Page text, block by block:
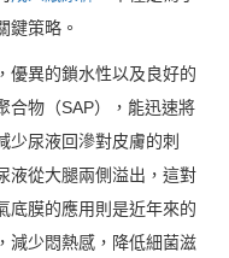
鍵策略。
優異的鎖水性以及良好的
合物（SAP），能迅速將
少尿液回滲對皮膚的刺
液從大腿兩側溢出，這對
底膜的應用則是近年來的
減少悶熱感，降低細菌滋